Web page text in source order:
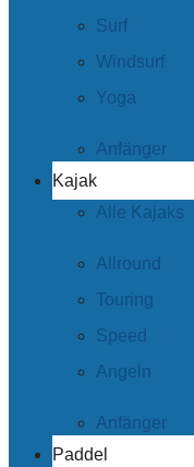
Surf
Windsurf
Yoga
Anfänger
Kajak
Alle Kajaks
Allround
Touring
Speed
Angeln
Anfänger
Paddel